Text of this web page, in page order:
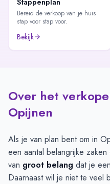
Stappenplan
Bereid de verkoop van je huis
stap voor stap voor.
Bekijk
Over het
Opijnen
Als je van plan bent om in
een aantal belangrijke
van groot belang dat je
Daarnaast wil je niet te veel